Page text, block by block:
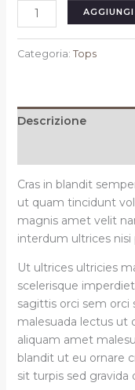
Floral
short
dress
red
Categoria: Tops
Descrizione
Cras in blandit
ut quam tincidunt
magnis amet velit
interdum ultrices nisi
Ut ultrices ultricies
scelerisque
sagittis orci sem orci
malesuada lectus ut
aliquam amet
blandit ut eu ornare
sit turpis sed